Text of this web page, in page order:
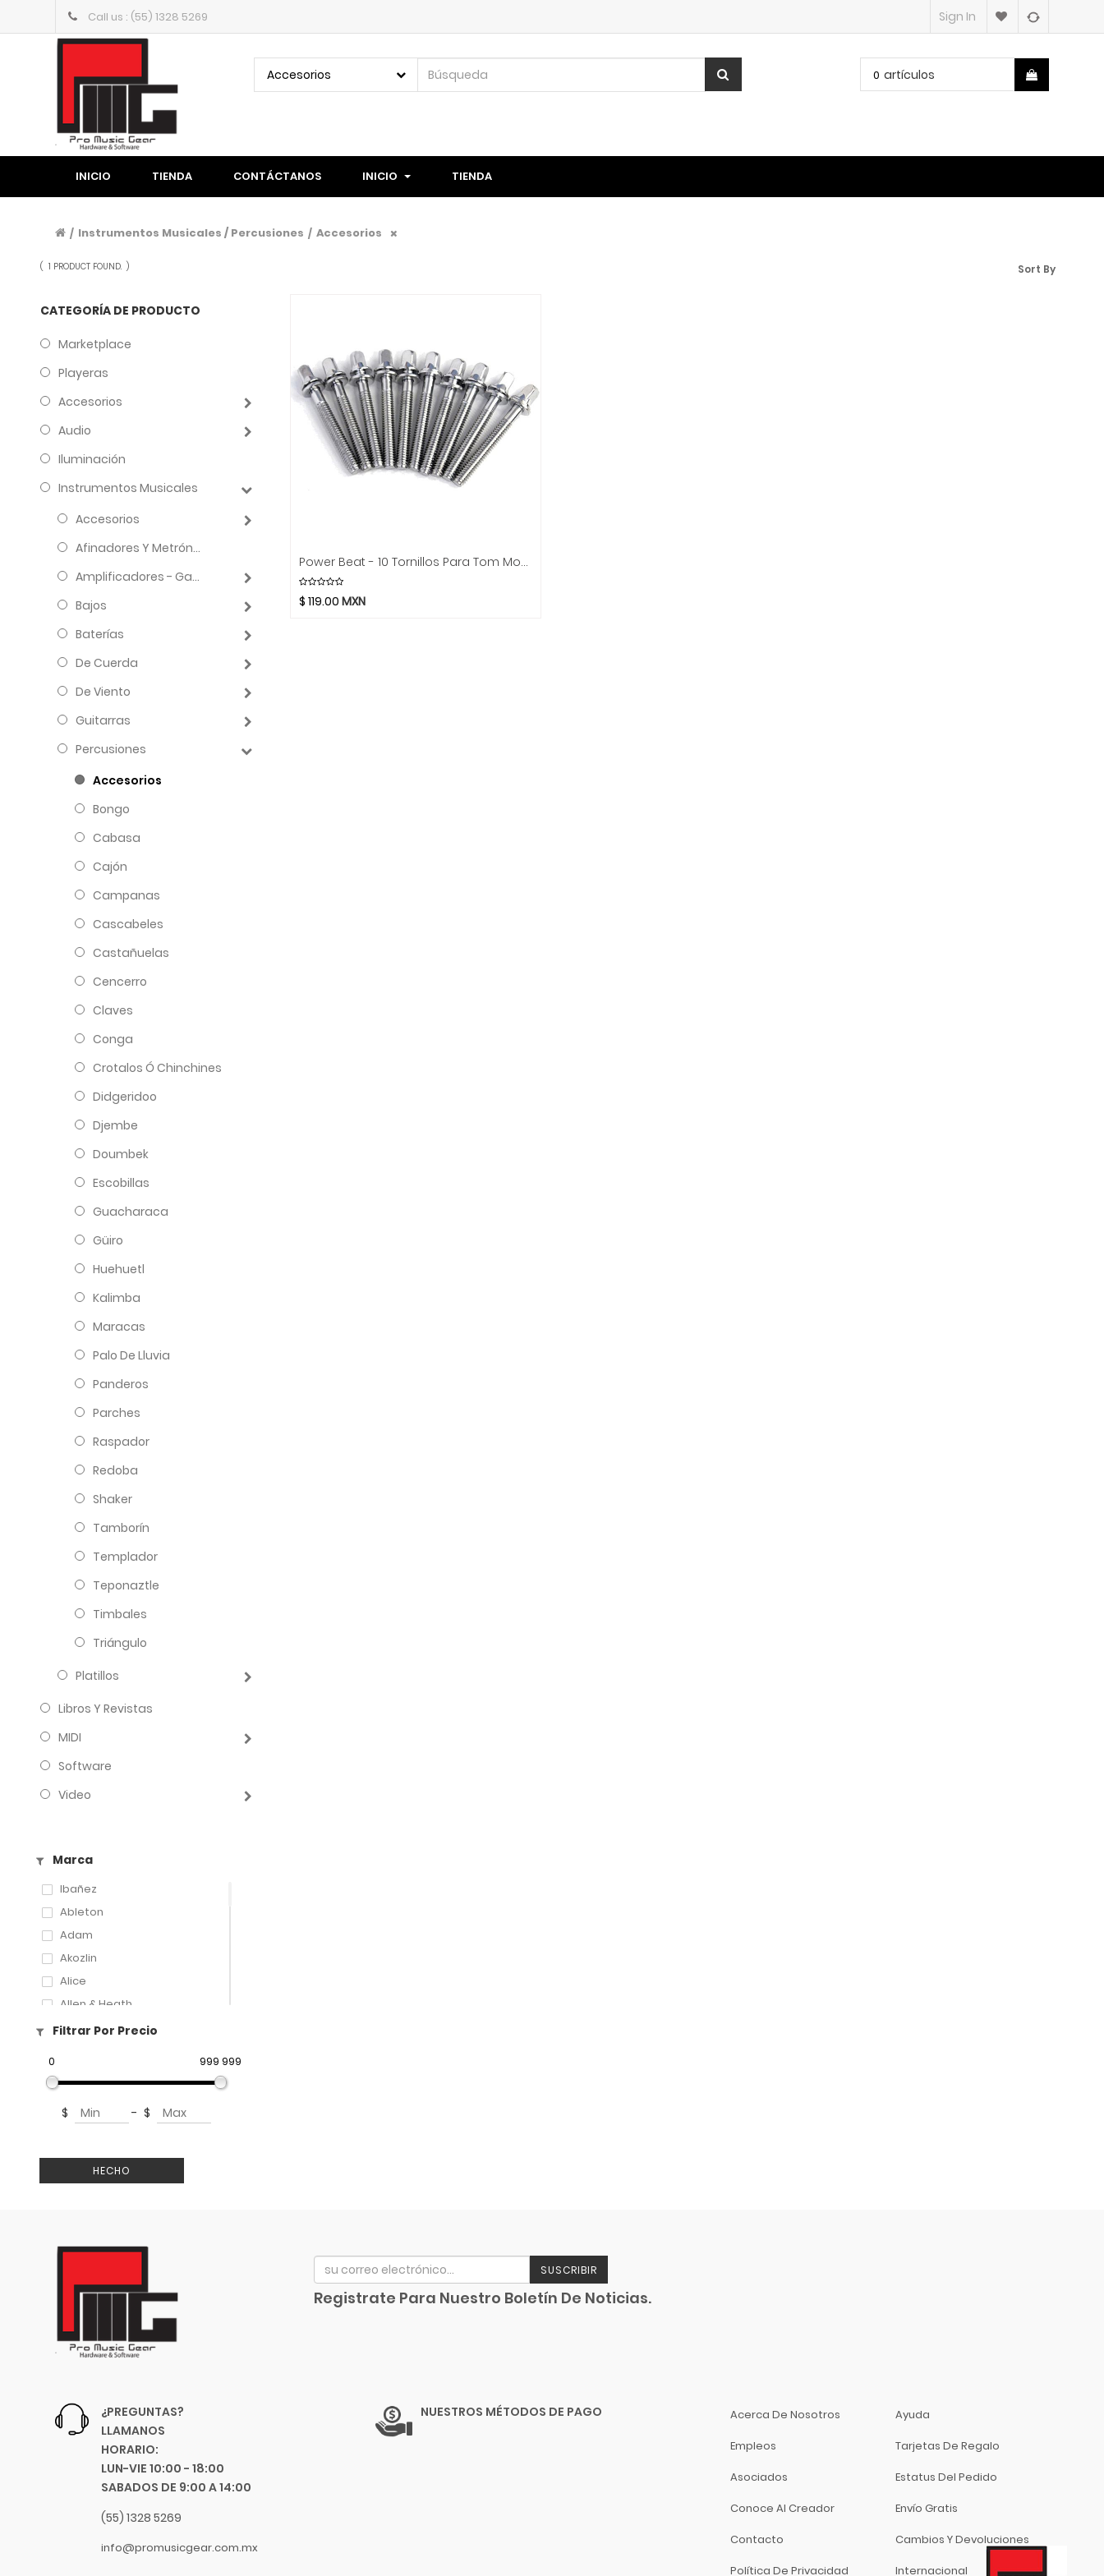
Call us : (55) 1328 5269 Sign In
Accesorios 0 artículos
INICIO TIENDA CONTÁCTANOS INICIO TIENDA
/ Instrumentos Musicales / Percusiones / Accesorios
( 1 PRODUCT FOUND. ) Sort By
CATEGORÍA DE PRODUCTO
Marketplace
Playeras
Accesorios
Audio
Iluminación
Instrumentos Musicales
Accesorios
Afinadores Y Metrónomos
Amplificadores - Gabinetes - Combos
Bajos
Baterías
De Cuerda
De Viento
Guitarras
Percusiones
Accesorios
Bongo
Cabasa
Cajón
Campanas
Cascabeles
Castañuelas
Cencerro
Claves
Conga
Crotalos Ó Chinchines
Didgeridoo
Djembe
Doumbek
Escobillas
Guacharaca
Güiro
Huehuetl
Kalimba
Maracas
Palo De Lluvia
Panderos
Parches
Raspador
Redoba
Shaker
Tamborín
Templador
Teponaztle
Timbales
Triángulo
Platillos
Libros Y Revistas
MIDI
Software
Video
HECHO
Marca
Ibañez
Ableton
Adam
Akozlin
Alice
Allen & Heath
Amati
ART
Arturia
Audix
Beyerdynamic
Boss
C.B.I.
CAD
Celestion
Champion
Filtrar Por Precio
0 999 999
$ - $
Power Beat - 10 Tornillos Para Tom Mod.X-41/42B
$ 119.00 MXN
SUSCRIBIR
Registrate Para Nuestro Boletín De Noticias.
¿PREGUNTAS?
LLAMANOS
HORARIO:
LUN-VIE 10:00 - 18:00
SABADOS DE 9:00 A 14:00
(55) 1328 5269
info@promusicgear.com.mx
NUESTROS MÉTODOS DE PAGO
Ayuda
Tarjetas De Regalo
Estatus Del Pedido
Envío Gratis
Cambios Y Devoluciones
Internacional
Acerca De Nosotros
Empleos
Asociados
Conoce Al Creador
Contacto
Política De Privacidad